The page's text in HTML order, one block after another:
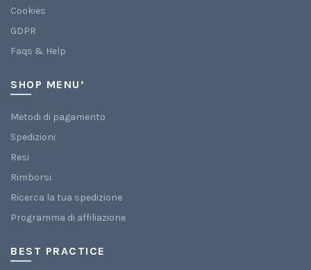
Cookies
GDPR
Faqs & Help
SHOP MENU’
Metodi di pagamento
Spedizioni
Resi
Rimborsi
Ricerca la tua spedizione
Programma di affiliazione
BEST PRACTICE